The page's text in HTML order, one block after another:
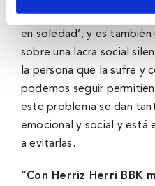
mejicano Rubén Orozco
en soledad’, y es
sobre una lacra social
la persona que la sufre y
podemos seguir
este problema se dan
emocional y social y está
a evitarlas.
“Con Herriz Herri BBK